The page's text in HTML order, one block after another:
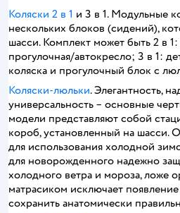
Коляски 2 в 1 и 3 в 1. Модульные
нескольких блоков (сидений),
шасси. Комплект может быть 2 в
прогулочная/автокресло; 3 в 1:
коляска и прогулочный блок с
Коляски-люльки. Элегантность,
универсальность – основные
модели представляют собой
короб, установленный на шасси.
для использования холодной
для новорожденного надежно
холодного ветра и мороза, ложе
матрасиком исключает
сохранить анатомически